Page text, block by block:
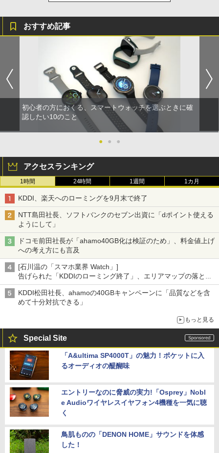
おすすめ記事
初心者の方におくる、スマートウォッチを選ぶときに確
認したい10のこと
● ● ●
アクセスランキング
1時間 24時間 1週間 1カ月
KDDI、楽天へのローミングを9月末で終了
NTT島田社長、ソフトバンクのセブン出資に「dポイント使える
ようにして」
ドコモ前田社長が「ahamo40GB化は検証のため」、料金値上げ
への考え方にも言及
[石川温の「スマホ業界 Watch」]
告げられた「KDDIのローミング終了」、エリアマップの落とし
穴と楽天モバイルの課題
KDDI松田社長、ahamoの40GBキャンペーンに「品質などを含
めて十分対抗できる」
もっと見る
Special Site
「A&ultima SP4000T」の魅力！ポケットに入
るオーディオの醍醐味
エントリーなのに脅威の実力!「Osprey」Nobl
e Audioワイヤレスイヤフォン4機種を一気に聴
く
鳥肌ものの「DENON HOME」サウンドを体感
した！